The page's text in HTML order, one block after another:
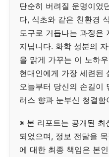
단순히 버려질 운명이었
다, 식초와 같은 친환경
도구로 거듭나는 과정은
지닙니다. 화학 성분의
을 맑게 가꾸는 이 노하
현대인에게 가장 세련된
오늘부터 당신의 손길이
러스 향과 눈부신 청결
※ 본 리포트는 공개된 최
되었으며, 정보 전달을
에 대한 최종 책임은 본